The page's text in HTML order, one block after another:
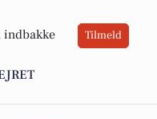
Tilmeld